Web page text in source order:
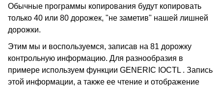
Обычные программы копирования будут копировать
только 40 или 80 дорожек, "не заметив" нашей лишней
дорожки.
Этим мы и воспользуемся, записав на 81 дорожку
контрольную информацию. Для разнообразия в
примере используем функции GENERIC IOCTL . Запись
этой информации, а также ее чтение и отображение